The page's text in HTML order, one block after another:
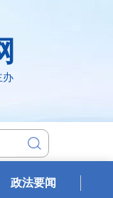
办
政法要闻